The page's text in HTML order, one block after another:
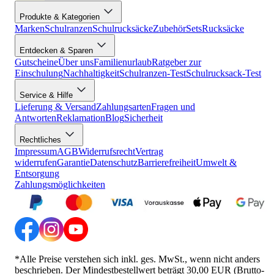
Produkte & Kategorien
MarkenSchulranzenSchulrucksäckeZubehörSetsRucksäcke
Entdecken & Sparen
GutscheineÜber unsFamilienurlaubRatgeber zur
EinschulungNachhaltigkeitSchulranzen-TestSchulrucksack-Test
Service & Hilfe
Lieferung & VersandZahlungsartenFragen und
AntwortenReklamationBlogSicherheit
Rechtliches
ImpressumAGBWiderrufsrechtVertrag
widerrufenGarantieDatenschutzBarrierefreiheitUmwelt &
Entsorgung
Zahlungsmöglichkeiten
*Alle Preise verstehen sich inkl. ges. MwSt., wenn nicht anders
beschrieben. Der Mindestbestellwert beträgt 30,00 EUR (Brutto-